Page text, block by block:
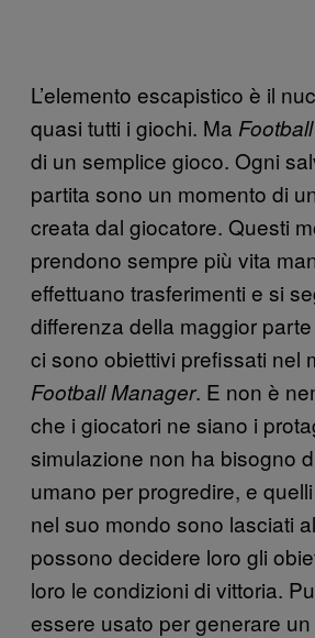
L’elemento escapistico è il
quasi tutti i giochi. Ma
di un semplice gioco. Ogni
partita sono un momento di
creata dal giocatore. Questi
prendono sempre più vita
effettuano trasferimenti e si
differenza della maggior
ci sono obiettivi prefissati nel
Football Manager. E non è
che i giocatori ne siano i
simulazione non ha bisogno
umano per progredire, e
nel suo mondo sono lasciati
possono decidere loro gli
loro le condizioni di vittoria.
essere usato per generare